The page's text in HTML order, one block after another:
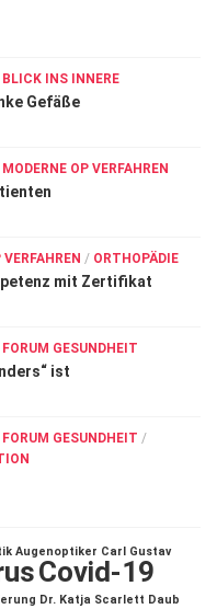
BLICK INS INNERE
Gefäße
MODERNE OP VERFAHREN
/ ORTHOPÄDIE
mit Zertifikat
FORUM GESUNDHEIT
ist
FORUM GESUNDHEIT /
Augenoptiker Carl Gustav
Covid-19
Dr. Katja Scarlett Daub